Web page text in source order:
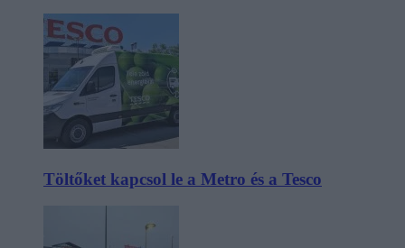
Töltőket kapcsol le a Metro és a Tesco